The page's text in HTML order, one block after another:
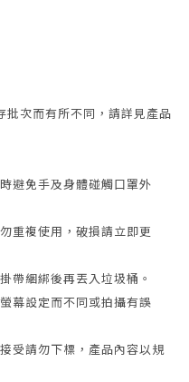
次而有所不同，請詳見產品
避免手及身體碰觸口罩外
重複使用，破損請立即更
帶綑綁後再丟入垃圾桶。
幕設定而不同或拍攝有誤
受請勿下標，產品內容以規